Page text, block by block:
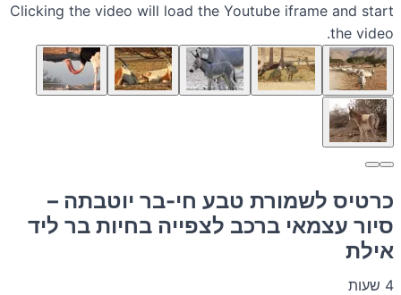
Clicking the video will load the Youtube iframe and start
the video.
כרטיס לשמורת טבע חי-בר יוטבתה –
סיור עצמאי ברכב לצפייה בחיות בר ליד
אילת
4 שעות